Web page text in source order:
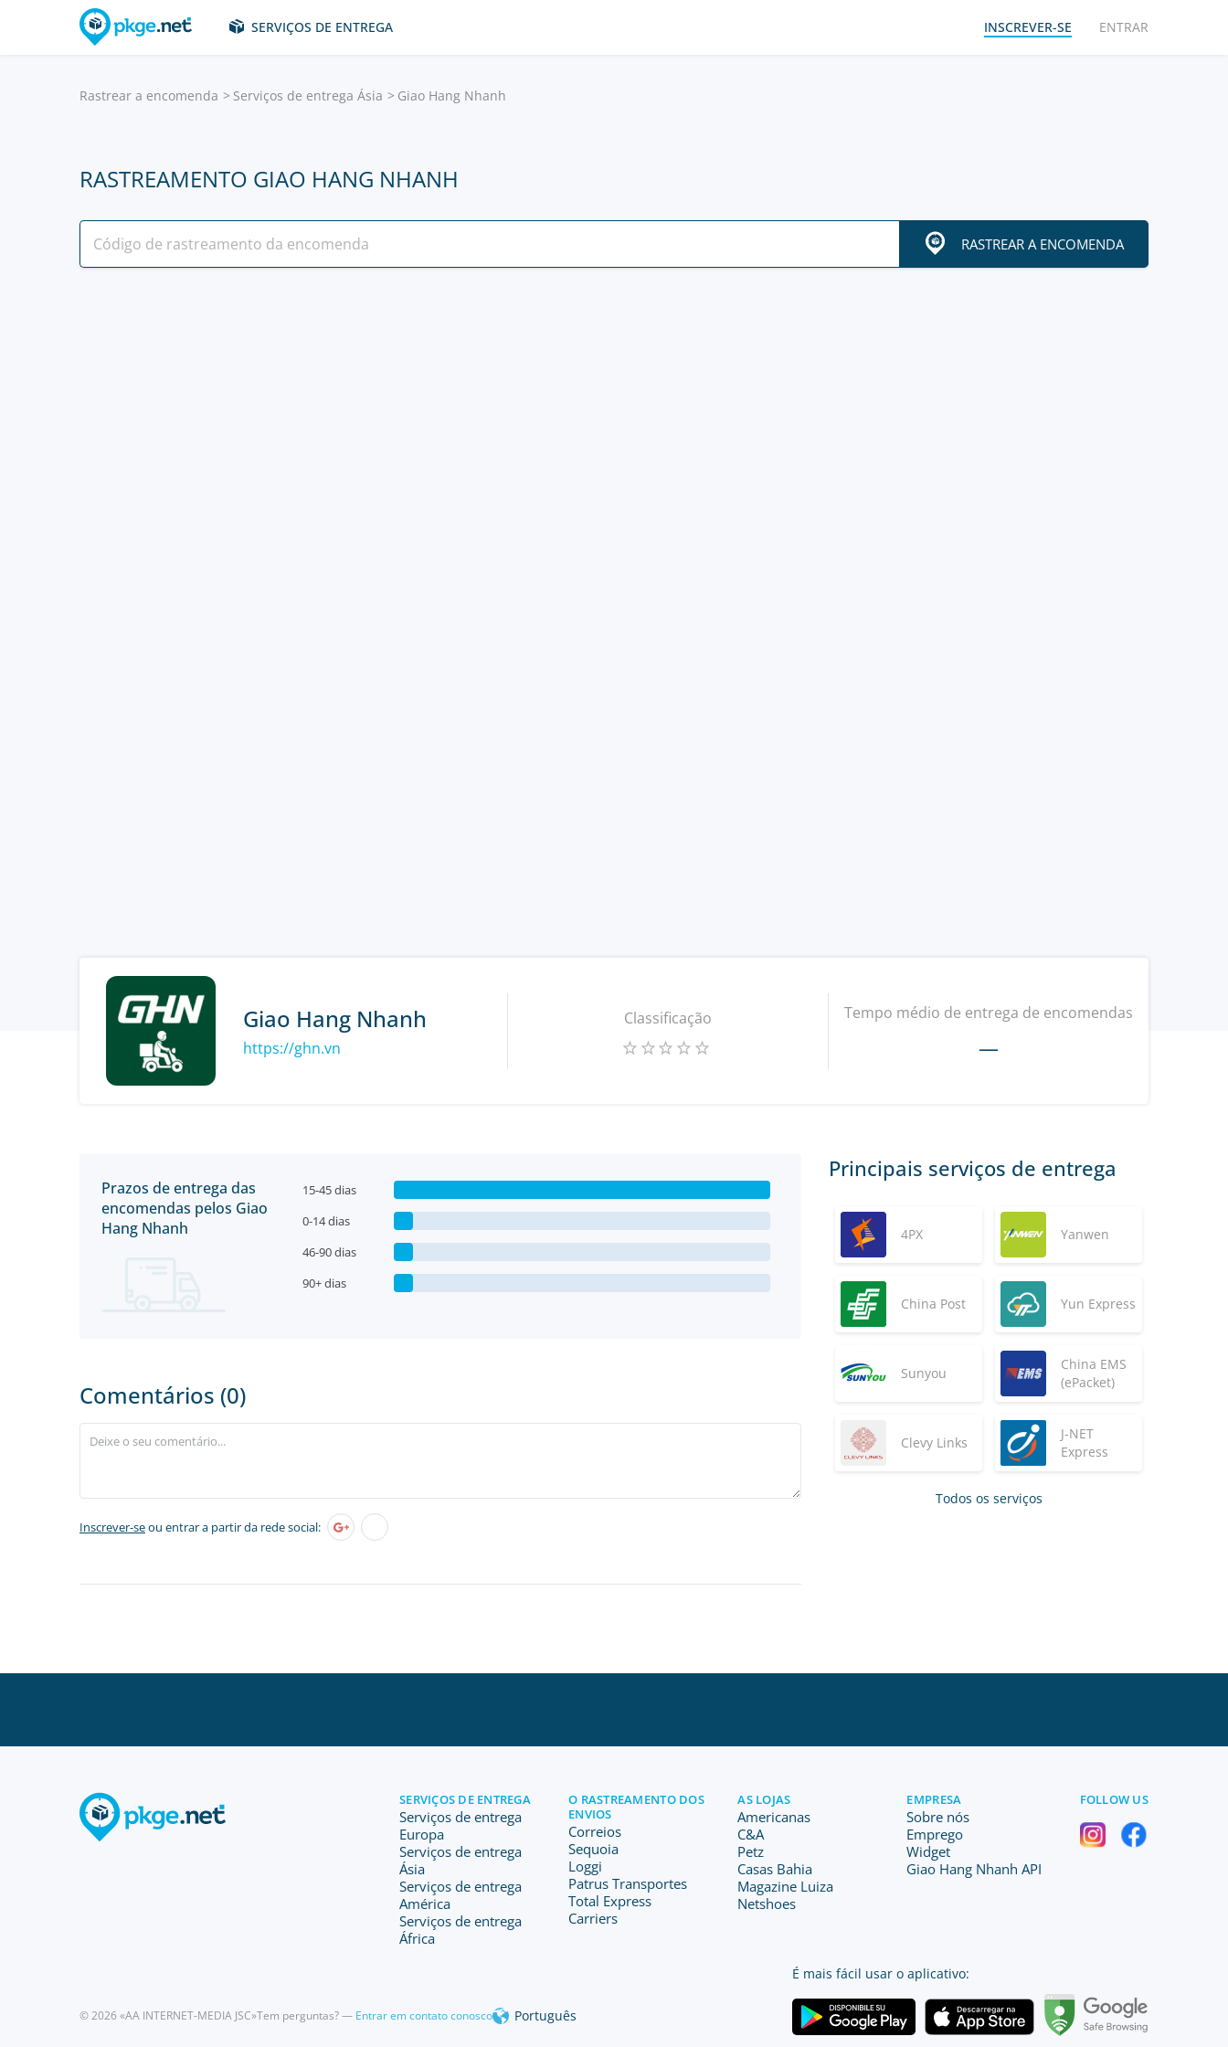
SERVIÇOS DE ENTREGA INSCREVER-SE ENTRAR
Rastrear a encomenda Serviços de entrega Ásia Giao Hang Nhanh
RASTREAMENTO GIAO HANG NHANH
RASTREAR A ENCOMENDA
Giao Hang Nhanh
https://ghn.vn
Classificação Tempo médio de entrega de encomendas
—
Prazos de entrega das
encomendas pelos Giao
Hang Nhanh
15-45 dias
0-14 dias
46-90 dias
90+ dias
Comentários (0)
Inscrever-seou entrar a partir da rede social:
Principais serviços de entrega
4PX Yanwen
China Post Yun Express
Sunyou
China EMS
(ePacket)
Clevy Links
J-NET
Express
Todos os serviços
SERVIÇOS DE ENTREGA
Serviços de entrega
Europa
Serviços de entrega
Ásia
Serviços de entrega
América
Serviços de entrega
África
O RASTREAMENTO DOS
ENVIOS
Correios
Sequoia
Loggi
Patrus Transportes
Total Express
Carriers
AS LOJAS
Americanas
C&A
Petz
Casas Bahia
Magazine Luiza
Netshoes
EMPRESA
Sobre nós
Emprego
Widget
Giao Hang Nhanh API
FOLLOW US
© 2026 «AA INTERNET-MEDIA JSC»Tem perguntas? — Entrar em contato conosco Português
É mais fácil usar o aplicativo: